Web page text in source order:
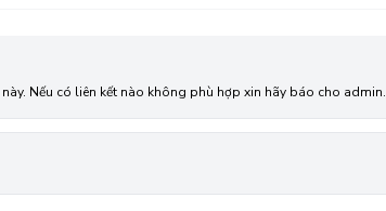
Nếu có liên kết nào không phù hợp xin hãy báo cho admin.